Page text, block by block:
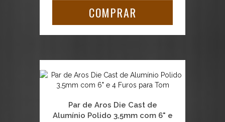
COMPRAR
Par de Aros Die Cast de
Alumínio Polido 3,5mm com 6" e